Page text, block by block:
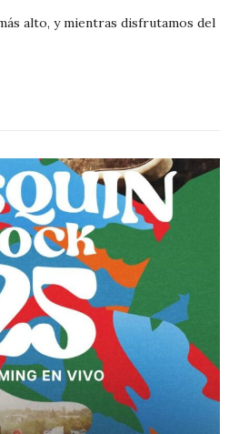
alto, y mientras disfrutamos del